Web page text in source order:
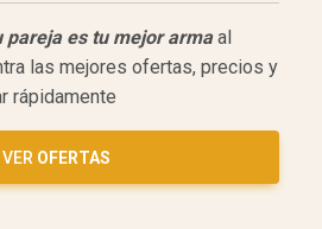
pareja es tu mejor armaal
las mejores ofertas, precios y
rápidamente
VER OFERTAS